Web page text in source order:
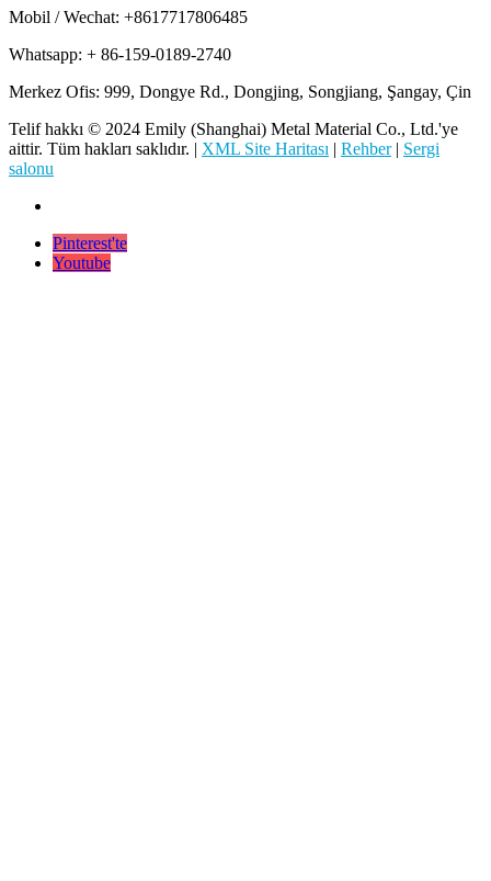
Mobil / Wechat: +8617717806485
Whatsapp: + 86-159-0189-2740
Merkez Ofis: 999, Dongye Rd., Dongjing, Songjiang, Şangay, Çin
Telif hakkı © 2024 Emily (Shanghai) Metal Material Co., Ltd.'ye
aittir. Tüm hakları saklıdır. | XML Site Haritası | Rehber| Sergi
salonu
Pinterest'te
Youtube